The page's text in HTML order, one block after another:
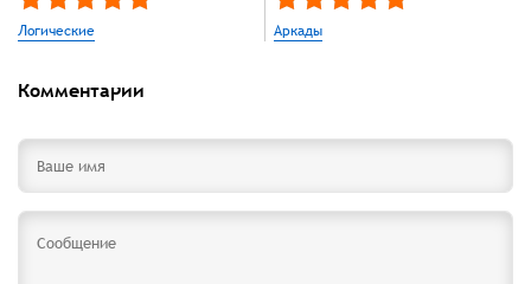
Логические Аркады
Комментарии